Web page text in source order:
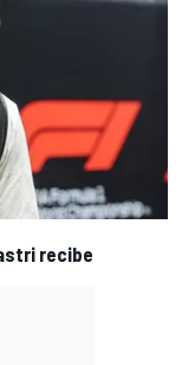
recibe